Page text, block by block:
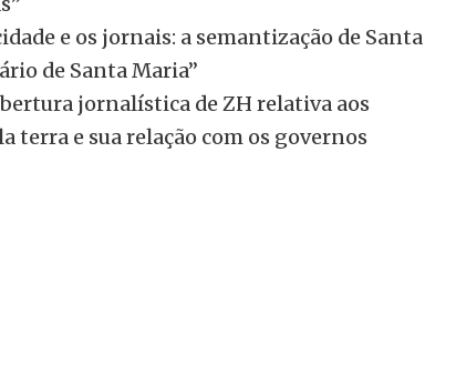
e os jornais: a semantização de Santa
de Santa Maria”
jornalística de ZH relativa aos
terra e sua relação com os governos